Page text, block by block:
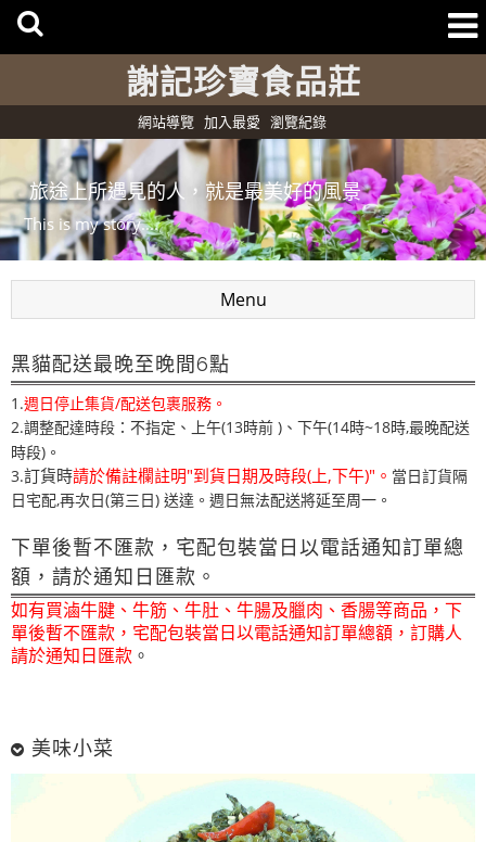
謝記珍寶食品莊
網站導覽 加入最愛 瀏覽紀錄
旅途上所遇見的人，就是最美好的風景
This is my story....
Menu
黑貓配送最晚至晚間6點
1.週日停止集貨/配送包裹服務。
2.調整配達時段：不指定、上午(13時前 ) 、 下午(14時~18時,最晚配送
時段)。
3.訂貨時請於備註欄註明"到貨日期及時段(上,下午)"。 當日訂貨隔
日宅配,再次日(第三日) 送達。週日無法配送將延至周一。
下單後暫不匯款，宅配包裝當日以電話通知訂單總
額，請於通知日匯款。
如有買滷牛腱、牛筋、牛肚、牛腸及臘肉、香腸等商品，下
單後暫不匯款，宅配包裝當日以電話通知訂單總額，訂購人
請於通知日匯款 。
美味小菜